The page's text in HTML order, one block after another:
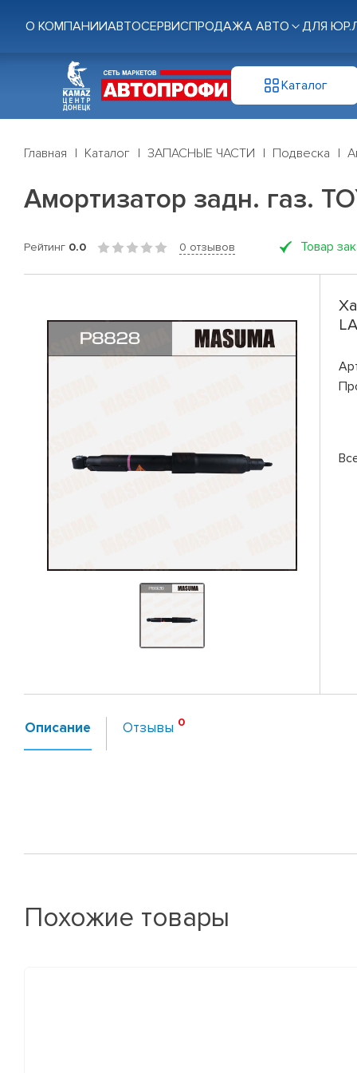
О КОМПАНИИАВТОСЕРВИСПРОДАЖА АВТО ДЛЯ
Каталог
Главная Каталог ЗАПАСНЫЕ ЧАСТИ Подвеска
Амортизатор задн. газ.
Рейтинг 0.0 0 отзывов Товар
Описание Отзывы
Похожие товары